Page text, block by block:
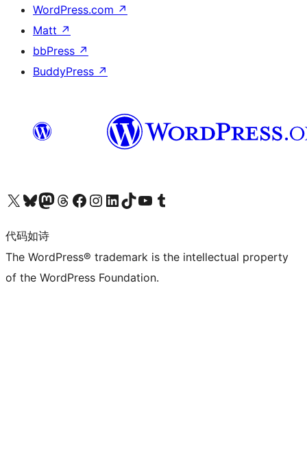
WordPress.com ↗
Matt ↗
bbPress ↗
BuddyPress ↗
关注我们的 X（原 Twitter）账号访问我们的 Bluesky 账号关注我们的 Mastodon 账号访问我们的 Threads 账号 访问我们的 Facebook 公共主页关注我们的 Instagram 账号 关注我们的 LinkedIn 主页访问我们的 TikTok 账号访问我们的 YouTube 频道 访问我们的 Tumblr 账号
代码如诗
The WordPress® trademark is the intellectual property
of the WordPress Foundation.